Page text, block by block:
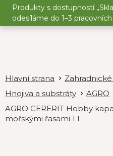
Přejít
obsah
Produkty s dostupností
odesíláme do 1–3
Hnojiva a substráty
AGRO
AGRO CERERIT Hobby
mořskými řasami 1 l